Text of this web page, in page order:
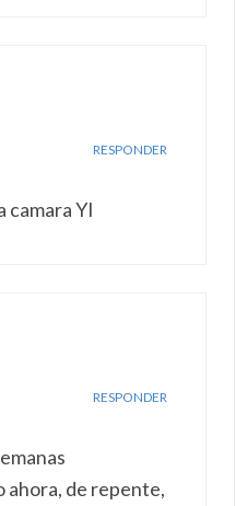
RESPONDER
camara YI
RESPONDER
ahora, de repente,